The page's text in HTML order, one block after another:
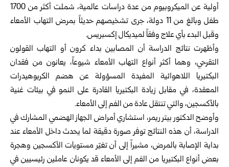
أولية عن الميكروبيوم من عدة دراسات عالمية، شملت أكثر من 1700
طفل وبالغ من 11 دولة، جرى تشخيصهم حديثاً بمرض التهاب الأمعاء
وقبل البدء بأي علاج وفقاً لميديكال إكسبريس.
وأظهرت نتائج الدراسة أن المصابين بداء كرون أو التهاب القولون
التقرحي، وهما أكثر أنواع التهاب الأمعاء شيوعاً، يعانون من فقدان
البكتيريا اللاهوائية المفيدة المسؤولة عن هضم الكربوهيدرات
المعقدة، في مقابل زيادة البكتيريا القادرة على النمو في بيئات غنية
بالأكسجين، والتي تنتقل عادة من الفم إلى الأمعاء.
وأوضح الدكتور بيتر ريمر، استشاري أمراض الجهاز الهضمي المشارك في
الدراسة، أن هذه النتائج توفر صورة دقيقة لما يحدث داخل الأمعاء عند
بداية الإصابة بالمرض، مشيراً إلى أن تغيّر مستويات الأكسجين وهجرة
بعض أنواع البكتيريا من الفم إلى الأمعاء قد يكونان عاملين رئيسيين في